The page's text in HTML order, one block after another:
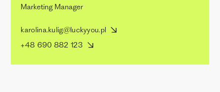
Marketing Manager
karolina.kulig@luckyyou.pl
+48 690 882 123